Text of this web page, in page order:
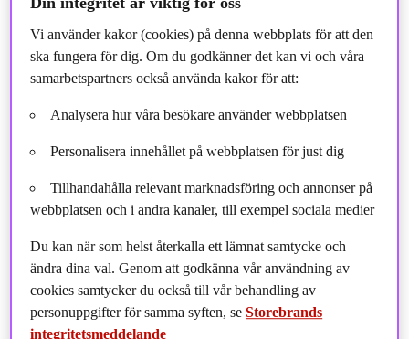
Vi använder kakor (cookies) på denna webbplats för att den
ska fungera för dig. Om du godkänner det kan vi och våra
samarbetspartners också använda kakor för att:
Analysera hur våra besökare använder webbplatsen
Personalisera innehållet på webbplatsen för just dig
Tillhandahålla relevant marknadsföring och annonser på
webbplatsen och i andra kanaler, till exempel sociala medier
Du kan när som helst återkalla ett lämnat samtycke och
ändra dina val. Genom att godkänna vår användning av
cookies samtycker du också till vår behandling av
personuppgifter för samma syften, seStorebrands
integritetsmeddelande